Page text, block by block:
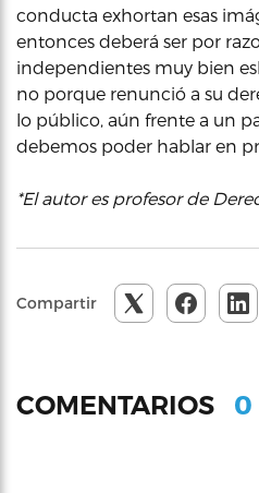
conducta exhortan esas
entonces deberá ser por
independientes muy bien
no porque renunció a su
lo público, aún frente a un
debemos poder hablar en
*El autor es profesor de
Compartir
COMENTARIOS 0